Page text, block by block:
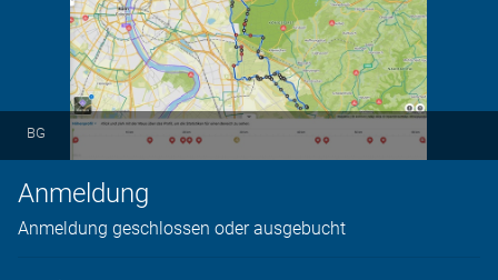
BG
Anmeldung
Anmeldung geschlossen oder ausgebucht